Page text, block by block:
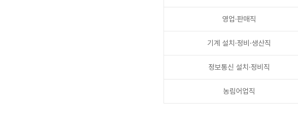
영업·판매직
기계 설치·정비·생산직
정보통신 설치·정비직
농림어업직